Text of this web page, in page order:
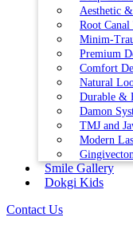
Aesthetic
Root
Minim-
Premium
Comfort
Natural
Durable &
Damon
TMJ and
Modern
Smile Gallery
Dokgi Kids
Contact Us